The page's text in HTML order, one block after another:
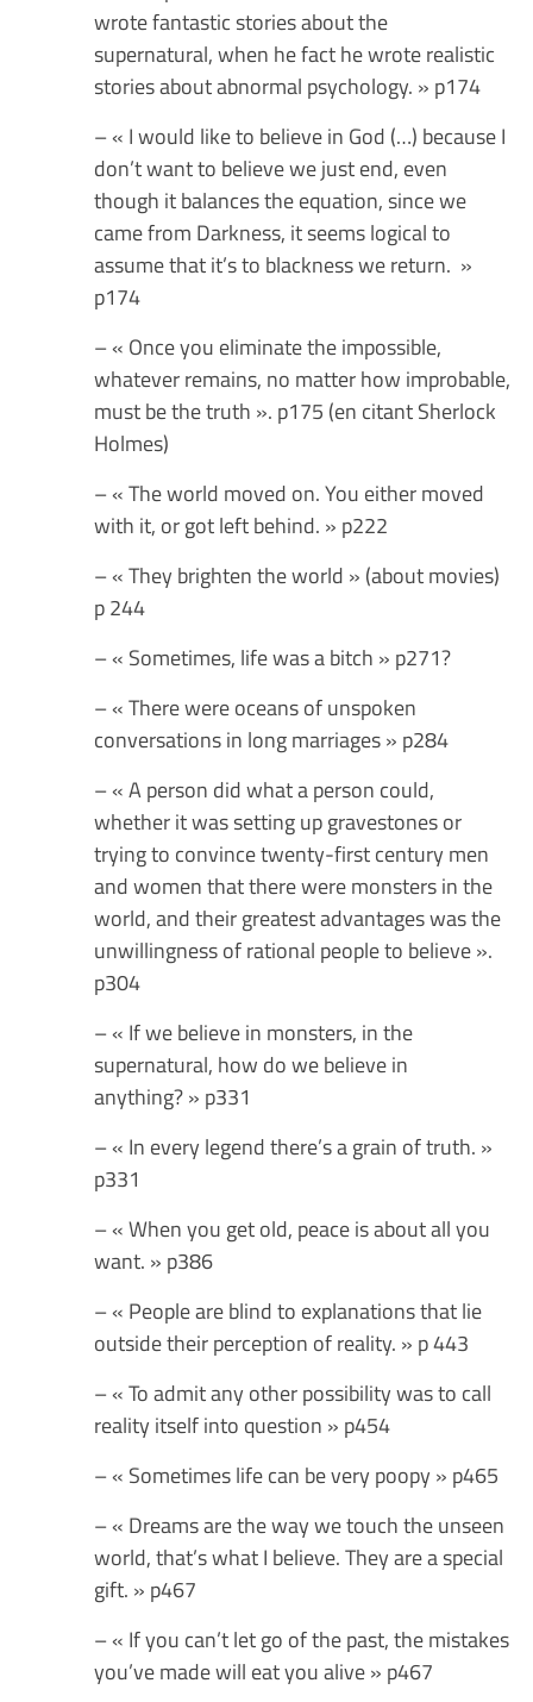
wrote fantastic stories about the
supernatural, when he fact he wrote realistic
stories about abnormal psychology. » p174
– « I would like to believe in God (…) because I
don’t want to believe we just end, even
though it balances the equation, since we
came from Darkness, it seems logical to
assume that it’s to blackness we return. »
p174
– « Once you eliminate the impossible,
whatever remains, no matter how improbable,
must be the truth ». p175 (en citant Sherlock
Holmes)
– « The world moved on. You either moved
with it, or got left behind. » p222
– « They brighten the world » (about movies)
p 244
– « Sometimes, life was a bitch » p271?
– « There were oceans of unspoken
conversations in long marriages » p284
– « A person did what a person could,
whether it was setting up gravestones or
trying to convince twenty-first century men
and women that there were monsters in the
world, and their greatest advantages was the
unwillingness of rational people to believe ».
p304
– « If we believe in monsters, in the
supernatural, how do we believe in
anything? » p331
– « In every legend there’s a grain of truth. »
p331
– « When you get old, peace is about all you
want. » p386
– « People are blind to explanations that lie
outside their perception of reality. » p 443
– « To admit any other possibility was to call
reality itself into question » p454
– « Sometimes life can be very poopy » p465
– « Dreams are the way we touch the unseen
world, that’s what I believe. They are a special
gift. » p467
– « If you can’t let go of the past, the mistakes
you’ve made will eat you alive » p467